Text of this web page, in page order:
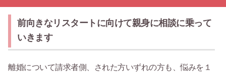
前向きなリスタートに向けて親身に相談に乗って
いきます
離婚について請求者側、された方いずれの方も、悩みを１